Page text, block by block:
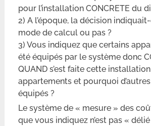
pour l’installation CONCRETE du
2) A l’époque, la décision
mode de calcul ou pas ?
3) Vous indiquez que certains
été équipés par le système donc
QUAND s’est faite cette
appartements et pourquoi d’autres
équipés ?
Le système de « mesure » des
que vous indiquez n’est pas «